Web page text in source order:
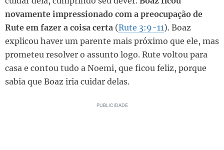
novamente impressionado com a preocupação de
Rute em fazer a coisa certa (Rute 3:9-11). Boaz
explicou haver um parente mais próximo que ele, mas
prometeu resolver o assunto logo. Rute voltou para
casa e contou tudo a Noemi, que ficou feliz, porque
sabia que Boaz iria cuidar delas.